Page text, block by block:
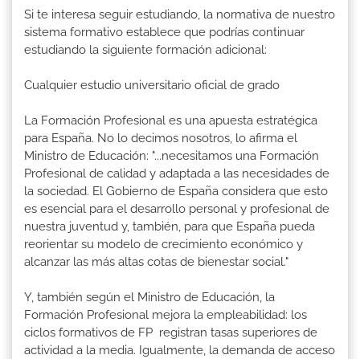
Si te interesa seguir estudiando, la normativa de nuestro
sistema formativo establece que podrías continuar
estudiando la siguiente formación adicional:
Cualquier estudio universitario oficial de grado
La Formación Profesional es una apuesta estratégica
para España. No lo decimos nosotros, lo afirma el
Ministro de Educación: "...necesitamos una Formación
Profesional de calidad y adaptada a las necesidades de
la sociedad. El Gobierno de España considera que esto
es esencial para el desarrollo personal y profesional de
nuestra juventud y, también, para que España pueda
reorientar su modelo de crecimiento económico y
alcanzar las más altas cotas de bienestar social."
Y, también según el Ministro de Educación, la
Formación Profesional mejora la empleabilidad: los
ciclos formativos de FP registran tasas superiores de
actividad a la media. Igualmente, la demanda de acceso